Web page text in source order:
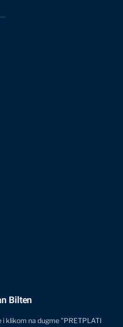
Bilten
i klikom na dugme "PRETPLATI